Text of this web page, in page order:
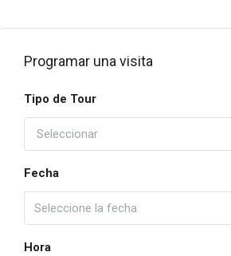
Programar una visita
Tipo de Tour
Seleccionar
Fecha
Hora